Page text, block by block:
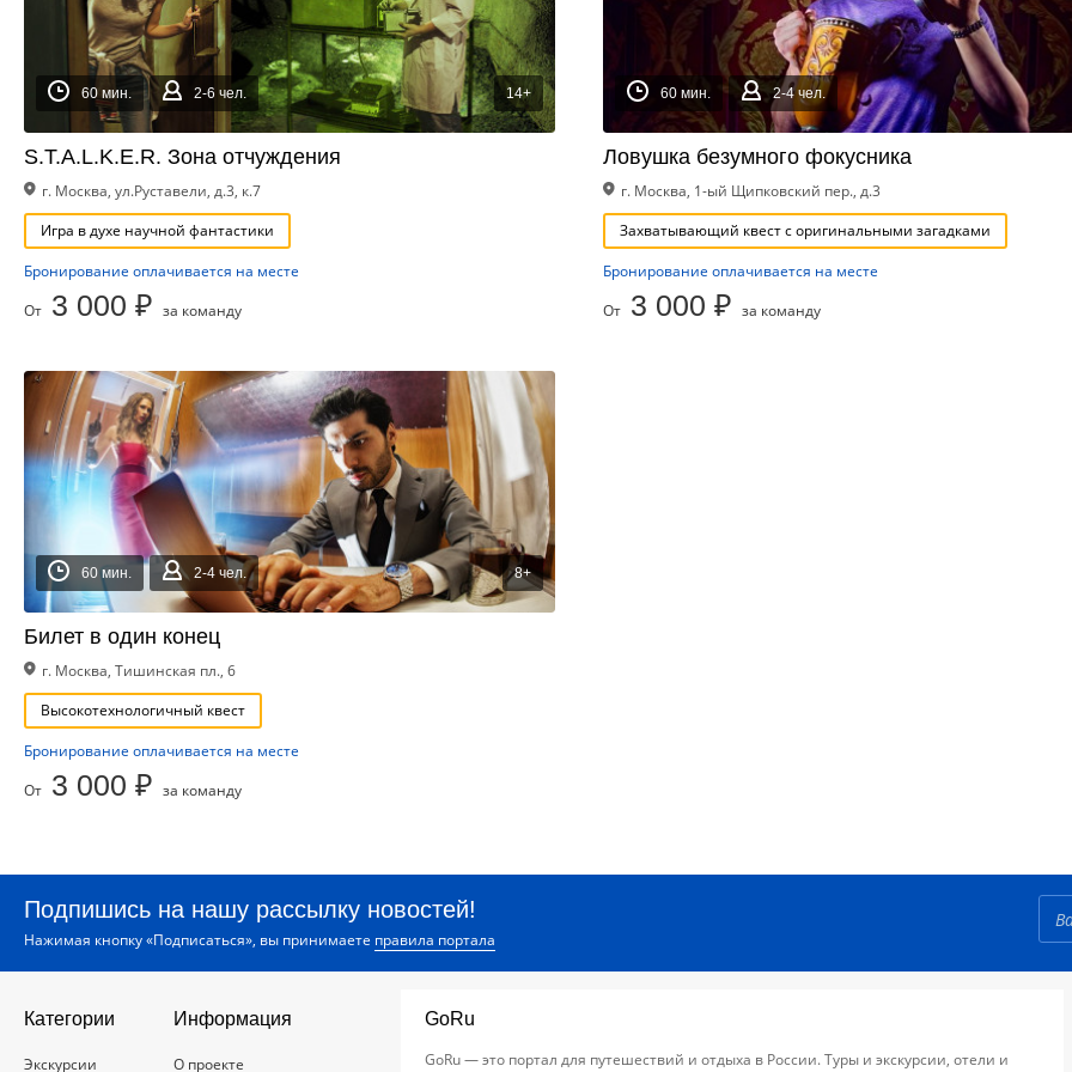
60 мин. 2-6 чел. 14+
S.T.A.L.K.E.R. Зона отчуждения
г. Москва, ул.Руставели, д.3, к.7
Игра в духе научной фантастики
Бронирование оплачивается на месте
От 3 000 ₽ за команду
60 мин. 2-4 чел.
Ловушка безумного фокусника
г. Москва, 1-ый Щипковский пер., д.3
Захватывающий квест с оригинальными загадками
Бронирование оплачивается на месте
От 3 000 ₽ за команду
60 мин. 2-4 чел. 8+
Билет в один конец
г. Москва, Тишинская пл., 6
Высокотехнологичный квест
Бронирование оплачивается на месте
От 3 000 ₽ за команду
Подпишись на нашу рассылку новостей!
Нажимая кнопку «Подписаться», вы принимаете правила портала
Категории
Экскурсии
Информация
О проекте
GoRu
GoRu — это портал для путешествий и отдыха в России. Туры и экскурсии, отели и